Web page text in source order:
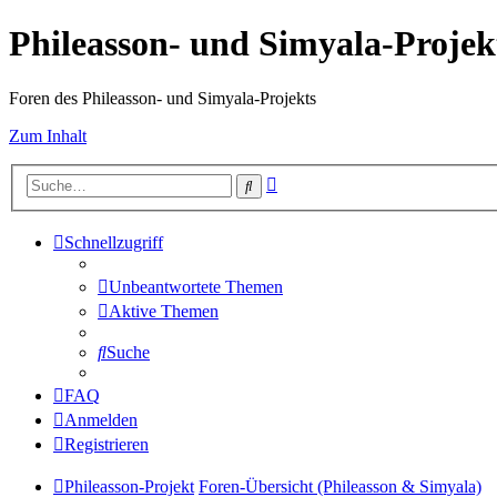
Phileasson- und Simyala-
Foren des Phileasson- und Simyala-Projekts
Zum Inhalt
Suche
Schnellzugriff
Unbeantwortete Themen
Aktive Themen
Suche
FAQ
Anmelden
Registrieren
Phileasson-Projekt Foren-Übersicht (Phileasson & Simyala)